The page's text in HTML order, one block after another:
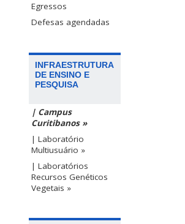
Egressos
Defesas agendadas
INFRAESTRUTURA
DE ENSINO E
PESQUISA
| Campus
Curitibanos »
| Laboratório
Multiusuário »
| Laboratórios
Recursos Genéticos
Vegetais »